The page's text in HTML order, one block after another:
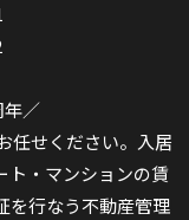
年／
任せください。入居
ト・マンションの賃
を行なう不動産管理